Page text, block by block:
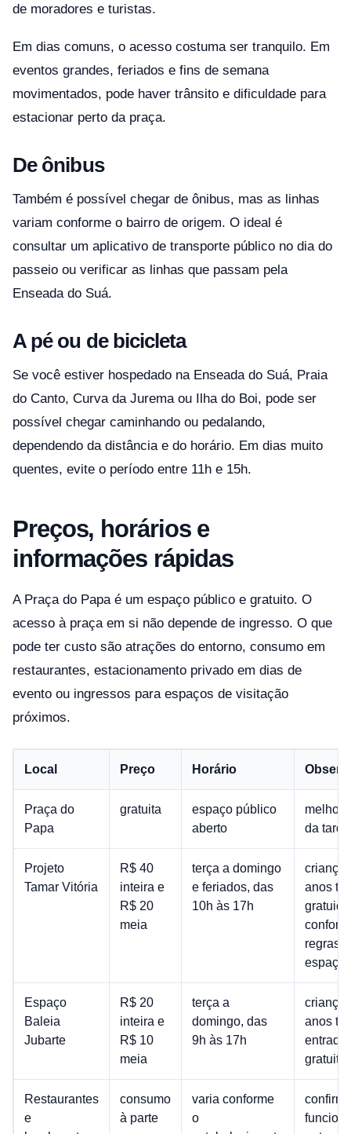
de moradores e turistas.
Em dias comuns, o acesso costuma ser tranquilo. Em
eventos grandes, feriados e fins de semana
movimentados, pode haver trânsito e dificuldade para
estacionar perto da praça.
De ônibus
Também é possível chegar de ônibus, mas as linhas
variam conforme o bairro de origem. O ideal é
consultar um aplicativo de transporte público no dia do
passeio ou verificar as linhas que passam pela
Enseada do Suá.
A pé ou de bicicleta
Se você estiver hospedado na Enseada do Suá, Praia
do Canto, Curva da Jurema ou Ilha do Boi, pode ser
possível chegar caminhando ou pedalando,
dependendo da distância e do horário. Em dias muito
quentes, evite o período entre 11h e 15h.
Preços, horários e
informações rápidas
A Praça do Papa é um espaço público e gratuito. O
acesso à praça em si não depende de ingresso. O que
pode ter custo são atrações do entorno, consumo em
restaurantes, estacionamento privado em dias de
evento ou ingressos para espaços de visitação
próximos.
Local Preço Horário
Praça do
Papa
gratuita
espaço público
aberto
melhor
da tarde
Projeto
Tamar Vitória
R$ 40
inteira e
R$ 20
meia
terça a domingo
e feriados, das
10h às 17h
anos
regras
espaço
Espaço
Baleia
Jubarte
R$ 20
inteira e
R$ 10
meia
terça a
domingo, das
9h às 17h
anos
entrada
gratuita
Restaurantes
e
consumo
à parte
varia conforme
o